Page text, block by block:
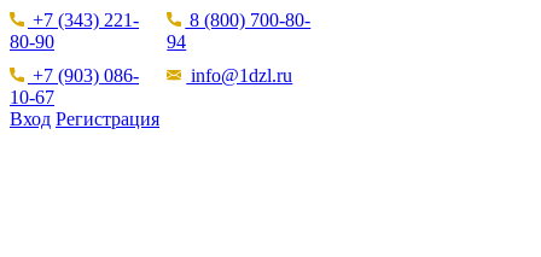
+7 (343) 221-
80-90
8 (800) 700-80-
94
+7 (903) 086-
10-67
info@1dzl.ru
Вход Регистрация